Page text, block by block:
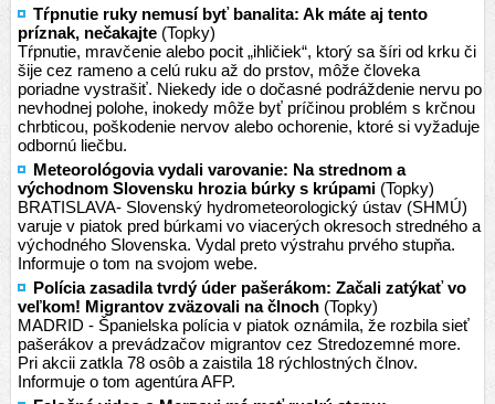
Tŕpnutie ruky nemusí byť banalita: Ak máte aj tento
príznak, nečakajte (Topky)
Tŕpnutie, mravčenie alebo pocit „ihličiek“, ktorý sa šíri od krku či
šije cez rameno a celú ruku až do prstov, môže človeka
poriadne vystrašiť. Niekedy ide o dočasné podráždenie nervu po
nevhodnej polohe, inokedy môže byť príčinou problém s krčnou
chrbticou, poškodenie nervov alebo ochorenie, ktoré si vyžaduje
odbornú liečbu.
Meteorológovia vydali varovanie: Na strednom a
východnom Slovensku hrozia búrky s krúpami (Topky)
BRATISLAVA- Slovenský hydrometeorologický ústav (SHMÚ)
varuje v piatok pred búrkami vo viacerých okresoch stredného a
východného Slovenska. Vydal preto výstrahu prvého stupňa.
Informuje o tom na svojom webe.
Polícia zasadila tvrdý úder pašerákom: Začali zatýkať vo
veľkom! Migrantov zväzovali na člnoch (Topky)
MADRID - Španielska polícia v piatok oznámila, že rozbila sieť
pašerákov a prevádzačov migrantov cez Stredozemné more.
Pri akcii zatkla 78 osôb a zaistila 18 rýchlostných člnov.
Informuje o tom agentúra AFP.